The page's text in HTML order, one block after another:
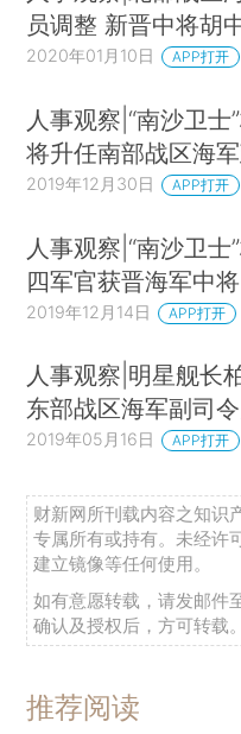
员调整 新晋中将胡
2020年01月10日 APP打开
人事观察|“南沙卫士
将升任南部战区海
2019年12月30日 APP打开
人事观察|“南沙卫士
四军官获晋海军中将
2019年12月14日 APP打开
人事观察|明星舰长
东部战区海军副司
2019年05月16日 APP打开
财新网所刊载内容之知识
专属所有或持有。未经许
建立镜像等任何使用。
如有意愿转载，请发邮件
确认及授权后，方可转载。
推荐阅读